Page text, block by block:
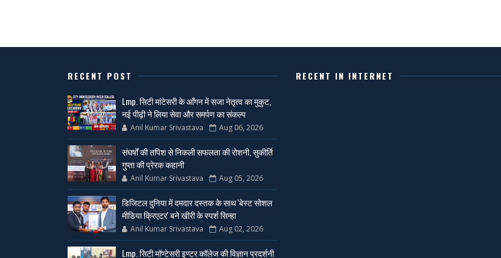
RECENT POST
Lmp. सिटी मांटेसरी के आँगन में सजा नेतृत्व का मुकुट,
नई पीढ़ी ने लिया सेवा और समर्पण का संकल्प
Anil Kumar Srivastava Aug 06, 2026
संघर्षों की तपिश से निकली सफलता की रोशनी, सुकीर्ति
गुप्ता की प्रेरक कहानी
Anil Kumar Srivastava Aug 05, 2026
डिजिटल दुनिया में दमदार दस्तक के साथ 'बेस्ट सोशल
मीडिया क्रिएटर' बने खीरी के स्पर्श सिन्हा
Anil Kumar Srivastava Aug 02, 2026
Lmp. सिटी मॉण्टेसरी इण्टर कॉलेज की विज्ञान प्रदर्शनी
RECENT IN INTERNET